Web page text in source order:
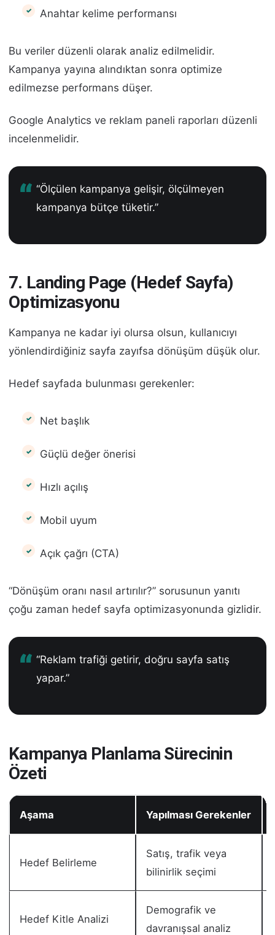
Anahtar kelime performansı
Bu veriler düzenli olarak analiz edilmelidir.
Kampanya yayına alındıktan sonra optimize
edilmezse performans düşer.
Google Analytics ve reklam paneli raporları düzenli
incelenmelidir.
“Ölçülen kampanya gelişir, ölçülmeyen
kampanya bütçe tüketir.”
7. Landing Page (Hedef Sayfa)
Optimizasyonu
Kampanya ne kadar iyi olursa olsun, kullanıcıyı
yönlendirdiğiniz sayfa zayıfsa dönüşüm düşük olur.
Hedef sayfada bulunması gerekenler:
Net başlık
Güçlü değer önerisi
Hızlı açılış
Mobil uyum
Açık çağrı (CTA)
“Dönüşüm oranı nasıl artırılır?” sorusunun yanıtı
çoğu zaman hedef sayfa optimizasyonunda gizlidir.
“Reklam trafiği getirir, doğru sayfa satış
yapar.”
Kampanya Planlama Sürecinin
Özeti
Aşama Yapılması Gerekenler
Hedef Belirleme
Satış, trafik veya
bilinirlik seçimi
Hedef Kitle Analizi
Demografik ve
davranışsal analiz